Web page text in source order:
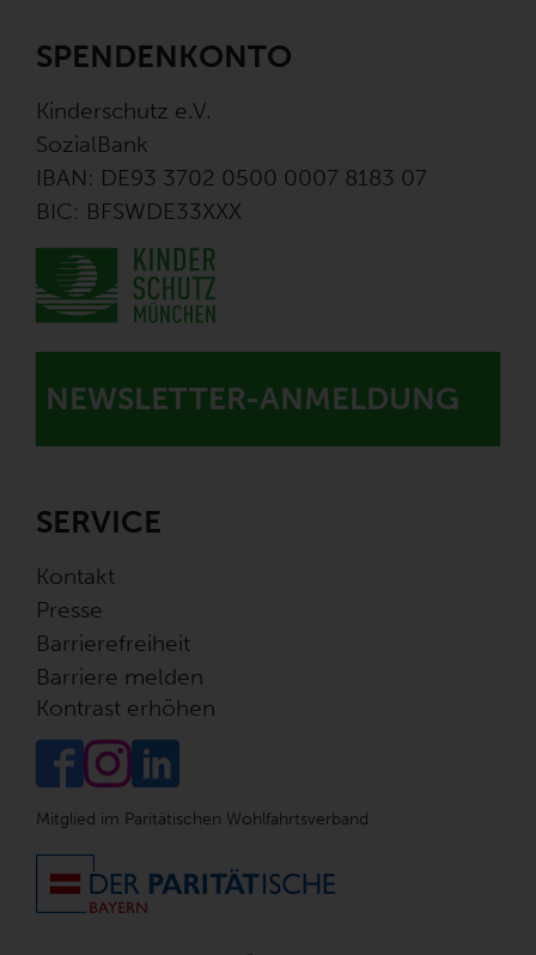
SPENDENKONTO
Kinderschutz e.V.
SozialBank
IBAN: DE93 3702 0500 0007 8183 07
BIC: BFSWDE33XXX
NEWSLETTER-ANMELDUNG
SERVICE
Kontakt
Presse
Barrierefreiheit
Barriere melden
Kontrast erhöhen
Mitglied im Paritätischen Wohlfahrtsverband